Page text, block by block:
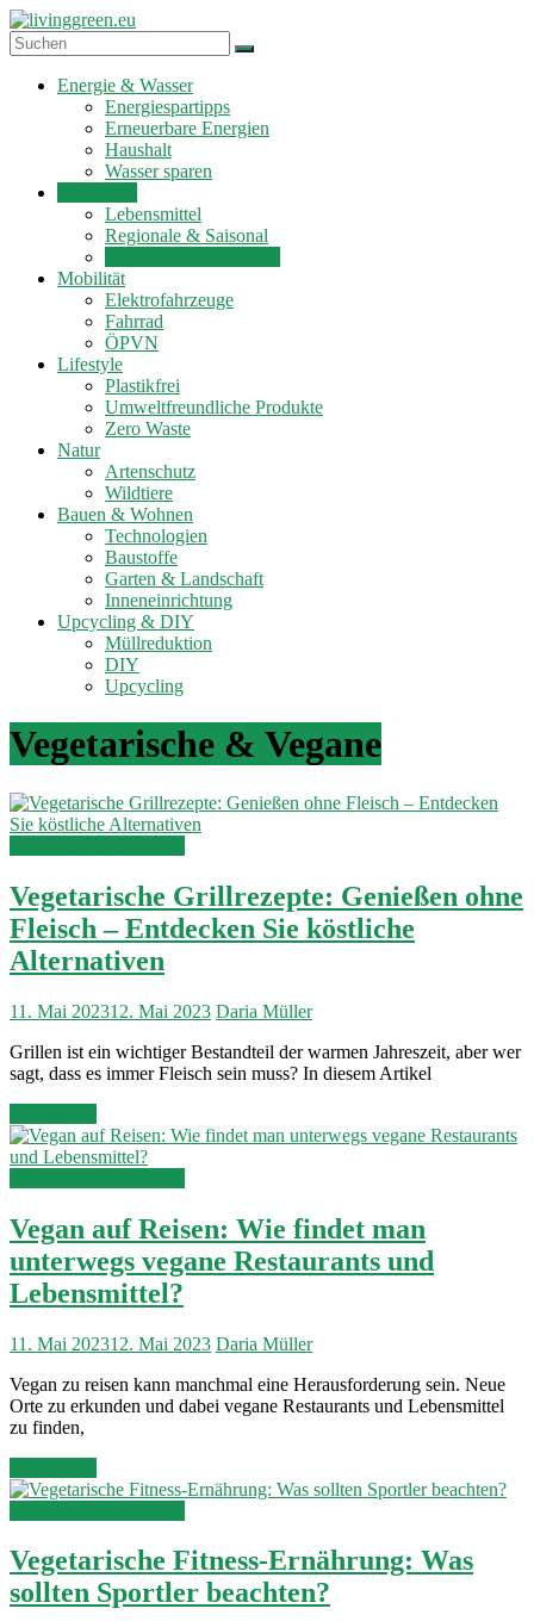
Zum
Inhalt
springen
livinggreen.eu
Energie & Wasser
Energiespartipps
Erneuerbare Energien
Haushalt
Wasser sparen
Lebensmittel
Regionale & Saisonal
Mobilität
Elektrofahrzeuge
Fahrrad
ÖPVN
Lifestyle
Plastikfrei
Umweltfreundliche Produkte
Zero Waste
Natur
Artenschutz
Wildtiere
Bauen & Wohnen
Technologien
Baustoffe
Garten & Landschaft
Inneneinrichtung
Upcycling & DIY
Müllreduktion
DIY
Upcycling
Vegetarische & Vegane
Vegetarische Grillrezepte: Genießen ohne
Fleisch – Entdecken Sie köstliche
Alternativen
11. Mai 202312. Mai 2023 Daria Müller
Grillen ist ein wichtiger Bestandteil der warmen Jahreszeit, aber wer
sagt, dass es immer Fleisch sein muss? In diesem Artikel
Vegan auf Reisen: Wie findet man
unterwegs vegane Restaurants und
Lebensmittel?
11. Mai 202312. Mai 2023 Daria Müller
Vegan zu reisen kann manchmal eine Herausforderung sein. Neue
Orte zu erkunden und dabei vegane Restaurants und Lebensmittel
zu finden,
Vegetarische Fitness-Ernährung: Was
sollten Sportler beachten?